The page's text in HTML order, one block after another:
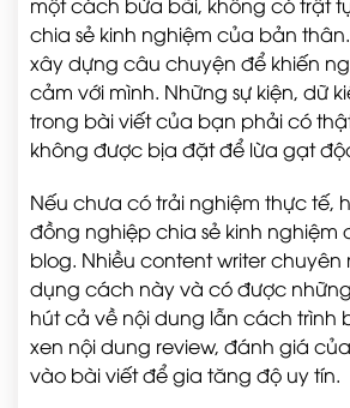
chia sẻ kinh nghiệm của bản
xây dựng câu chuyện để khiến
cảm với mình. Những sự kiện, dữ
trong bài viết của bạn phải có
không được bịa đặt để lừa gạt
Nếu chưa có trải nghiệm thực tế,
đồng nghiệp chia sẻ kinh nghiệm
blog. Nhiều content writer
dụng cách này và có được
hút cả về nội dung lẫn cách trình
xen nội dung review, đánh giá
vào bài viết để gia tăng độ uy tín.